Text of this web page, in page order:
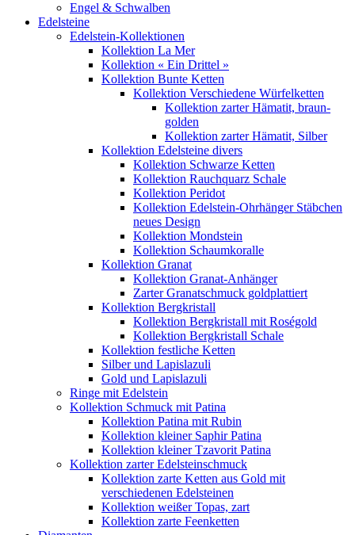
Engel & Schwalben
Edelsteine
Edelstein-Kollektionen
Kollektion La Mer
Kollektion « Ein Drittel »
Kollektion Bunte Ketten
Kollektion Verschiedene Würfelketten
Kollektion zarter Hämatit, braun-
golden
Kollektion zarter Hämatit, Silber
Kollektion Edelsteine divers
Kollektion Schwarze Ketten
Kollektion Rauchquarz Schale
Kollektion Peridot
Kollektion Edelstein-Ohrhänger Stäbchen
neues Design
Kollektion Mondstein
Kollektion Schaumkoralle
Kollektion Granat
Kollektion Granat-Anhänger
Zarter Granatschmuck goldplattiert
Kollektion Bergkristall
Kollektion Bergkristall mit Roségold
Kollektion Bergkristall Schale
Kollektion festliche Ketten
Silber und Lapislazuli
Gold und Lapislazuli
Ringe mit Edelstein
Kollektion Schmuck mit Patina
Kollektion Patina mit Rubin
Kollektion kleiner Saphir Patina
Kollektion kleiner Tzavorit Patina
Kollektion zarter Edelsteinschmuck
Kollektion zarte Ketten aus Gold mit
verschiedenen Edelsteinen
Kollektion weißer Topas, zart
Kollektion zarte Feenketten